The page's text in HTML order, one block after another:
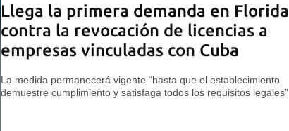
Llega la primera demanda en Florida
contra la revocación de licencias a
empresas vinculadas con Cuba
La medida permanecerá vigente “hasta que el establecimiento
demuestre cumplimiento y satisfaga todos los requisitos legales”